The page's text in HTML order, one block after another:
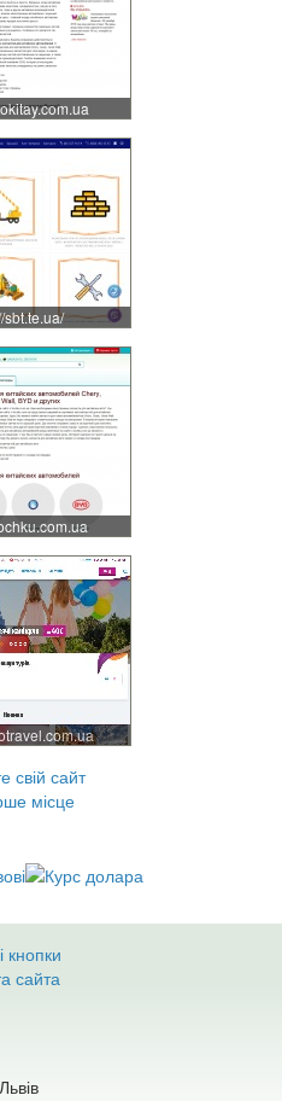
sbt.te.ua/
свій сайт
місце
кнопки
сайта